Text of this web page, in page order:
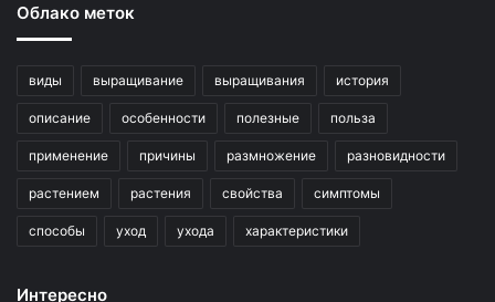
Облако меток
виды выращивание выращивания история
описание особенности полезные польза
применение причины размножение разновидности
растением растения свойства симптомы
способы уход ухода характеристики
Интересно